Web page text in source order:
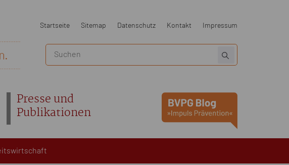
Startseite Sitemap Datenschutz Kontakt Impressum
Presse und
Publikationen